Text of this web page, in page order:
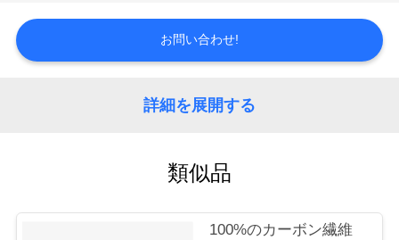
旅
行
理
お問い合わせ!
詳細を展開する
類似品
100%のカーボン繊維